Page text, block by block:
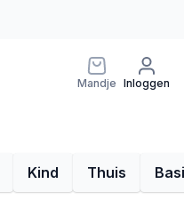
Mandje Inloggen
Kind Thuis